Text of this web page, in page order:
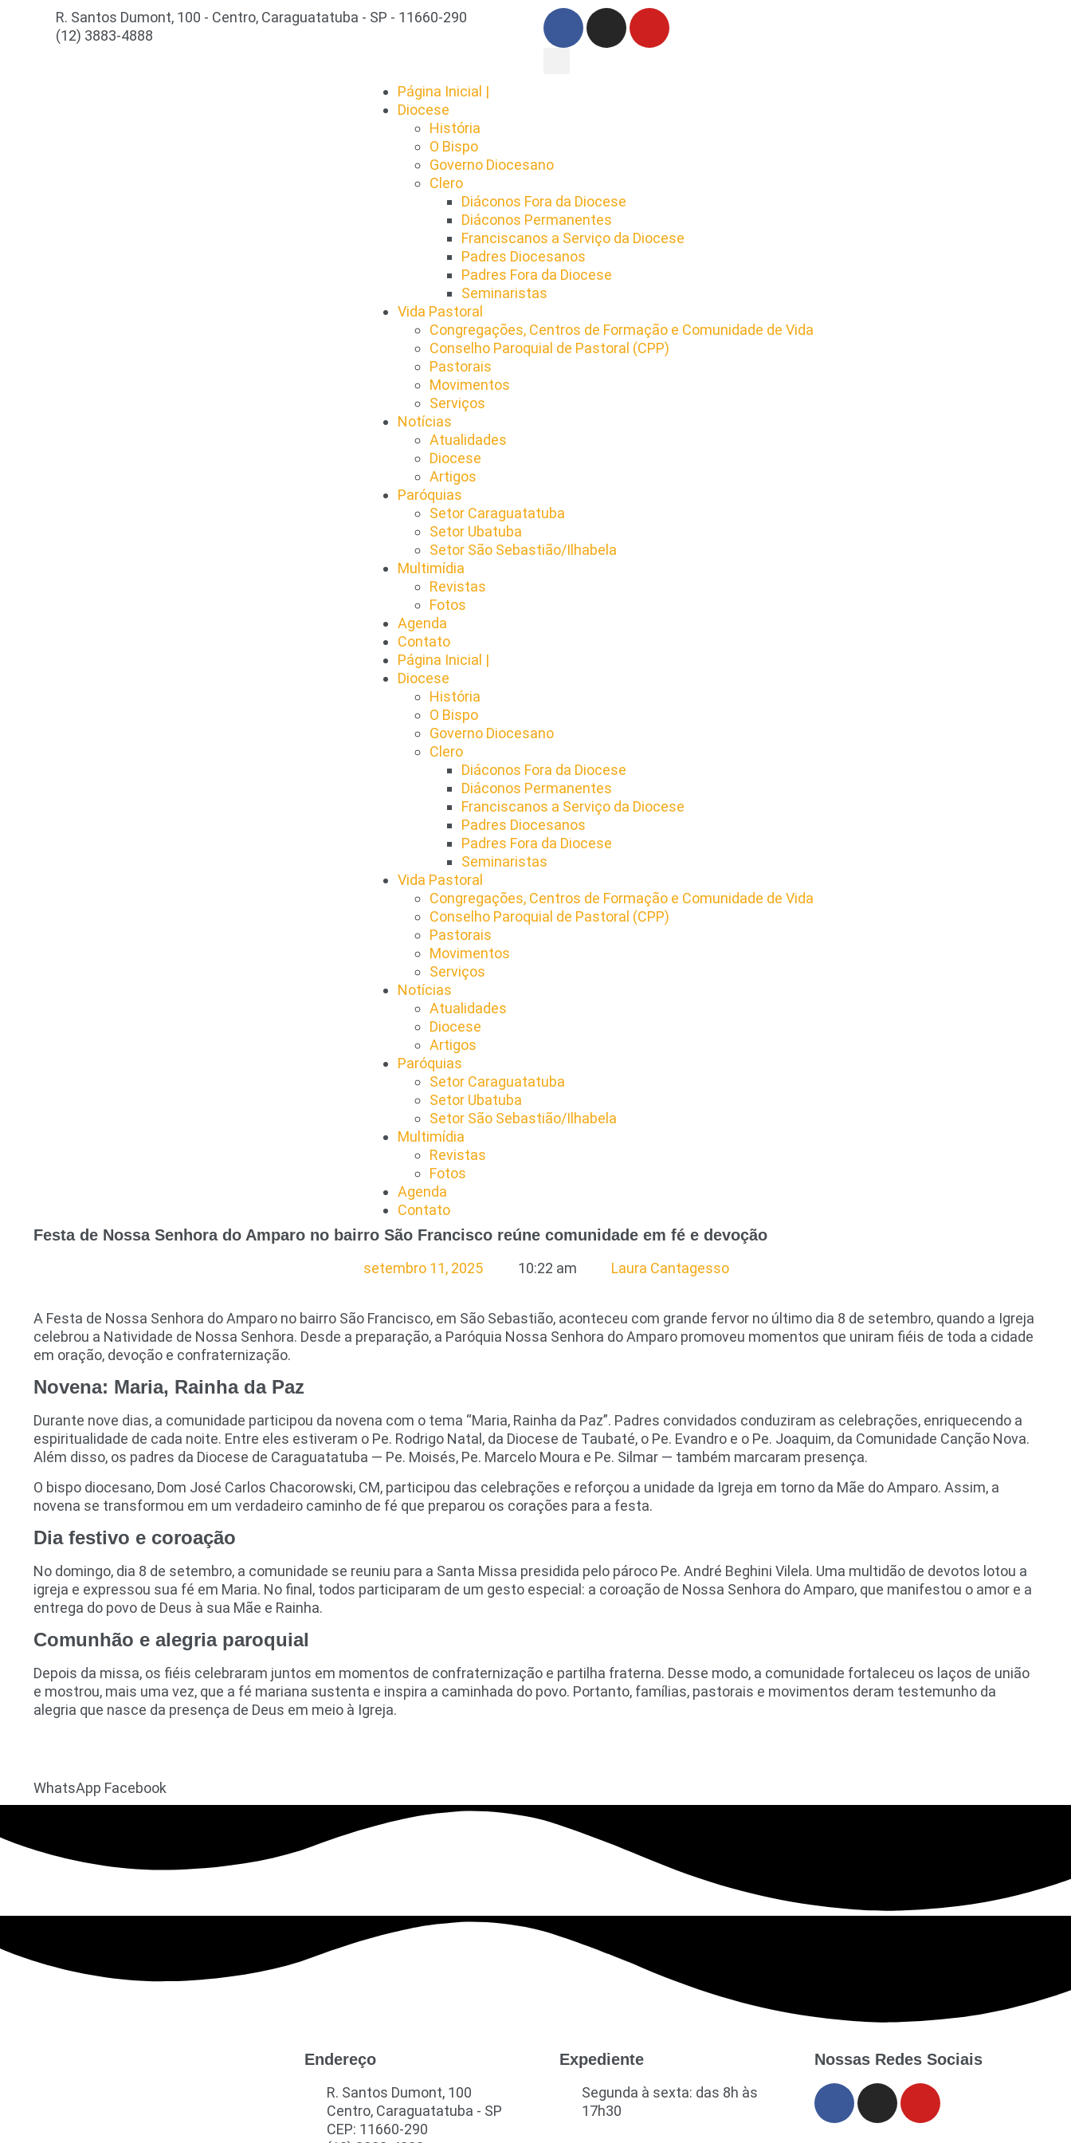
R. Santos Dumont, 100 - Centro, Caraguatatuba - SP - 11660-290
(12) 3883-4888
Página Inicial |
Diocese
História
O Bispo
Governo Diocesano
Clero
Diáconos Fora da Diocese
Diáconos Permanentes
Franciscanos a Serviço da Diocese
Padres Diocesanos
Padres Fora da Diocese
Seminaristas
Vida Pastoral
Congregações, Centros de Formação e Comunidade de Vida
Conselho Paroquial de Pastoral (CPP)​
Pastorais
Movimentos
Serviços
Notícias
Atualidades
Diocese
Artigos
Paróquias
Setor Caraguatatuba
Setor Ubatuba
Setor São Sebastião/Ilhabela
Multimídia
Revistas
Fotos
Agenda
Contato
Página Inicial |
Diocese
História
O Bispo
Governo Diocesano
Clero
Diáconos Fora da Diocese
Diáconos Permanentes
Franciscanos a Serviço da Diocese
Padres Diocesanos
Padres Fora da Diocese
Seminaristas
Vida Pastoral
Congregações, Centros de Formação e Comunidade de Vida
Conselho Paroquial de Pastoral (CPP)​
Pastorais
Movimentos
Serviços
Notícias
Atualidades
Diocese
Artigos
Paróquias
Setor Caraguatatuba
Setor Ubatuba
Setor São Sebastião/Ilhabela
Multimídia
Revistas
Fotos
Agenda
Contato
Festa de Nossa Senhora do Amparo no bairro São Francisco reúne comunidade em fé e devoção
setembro 11, 2025 10:22 am Laura Cantagesso
A Festa de Nossa Senhora do Amparo no bairro São Francisco, em São Sebastião, aconteceu com grande fervor no último dia 8 de setembro, quando a Igreja
celebrou a Natividade de Nossa Senhora. Desde a preparação, a Paróquia Nossa Senhora do Amparo promoveu momentos que uniram fiéis de toda a cidade
em oração, devoção e confraternização.
Novena: Maria, Rainha da Paz
Durante nove dias, a comunidade participou da novena com o tema “Maria, Rainha da Paz”. Padres convidados conduziram as celebrações, enriquecendo a
espiritualidade de cada noite. Entre eles estiveram o Pe. Rodrigo Natal, da Diocese de Taubaté, o Pe. Evandro e o Pe. Joaquim, da Comunidade Canção Nova.
Além disso, os padres da Diocese de Caraguatatuba — Pe. Moisés, Pe. Marcelo Moura e Pe. Silmar — também marcaram presença.
O bispo diocesano, Dom José Carlos Chacorowski, CM, participou das celebrações e reforçou a unidade da Igreja em torno da Mãe do Amparo. Assim, a
novena se transformou em um verdadeiro caminho de fé que preparou os corações para a festa.
Dia festivo e coroação
No domingo, dia 8 de setembro, a comunidade se reuniu para a Santa Missa presidida pelo pároco Pe. André Beghini Vilela. Uma multidão de devotos lotou a
igreja e expressou sua fé em Maria. No final, todos participaram de um gesto especial: a coroação de Nossa Senhora do Amparo, que manifestou o amor e a
entrega do povo de Deus à sua Mãe e Rainha.
Comunhão e alegria paroquial
Depois da missa, os fiéis celebraram juntos em momentos de confraternização e partilha fraterna. Desse modo, a comunidade fortaleceu os laços de união
e mostrou, mais uma vez, que a fé mariana sustenta e inspira a caminhada do povo. Portanto, famílias, pastorais e movimentos deram testemunho da
alegria que nasce da presença de Deus em meio à Igreja.
WhatsApp Facebook
Endereço
R. Santos Dumont, 100
Centro, Caraguatatuba - SP
CEP: 11660-290
Expediente
Segunda à sexta: das 8h às
17h30
Nossas Redes Sociais